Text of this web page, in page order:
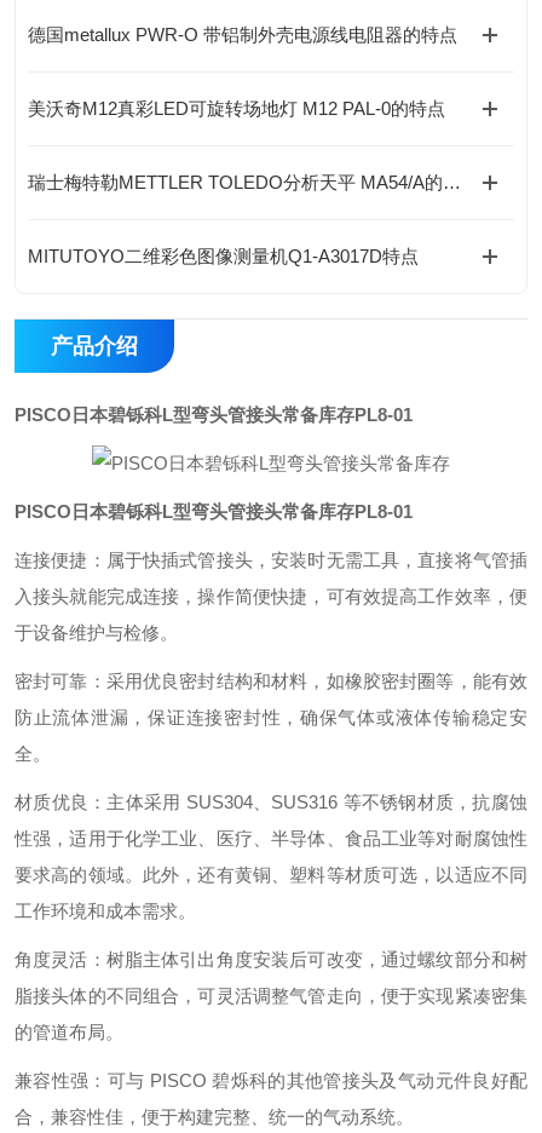
德国metallux PWR-O 带铝制外壳电源线电阻器的特点
美沃奇M12真彩LED可旋转场地灯 M12 PAL-0的特点
瑞士梅特勒METTLER TOLEDO分析天平 MA54/A的特点
MITUTOYO二维彩色图像测量机Q1-A3017D特点
产品介绍
PISCO日本碧铄科L型弯头管接头常备库存PL8-01
PISCO日本碧铄科L型弯头管接头常备库存PL8-01
连接便捷：属于快插式管接头，安装时无需工具，直接将气管插
入接头就能完成连接，操作简便快捷，可有效提高工作效率，便
于设备维护与检修。
密封可靠：采用优良密封结构和材料，如橡胶密封圈等，能有效
防止流体泄漏，保证连接密封性，确保气体或液体传输稳定安
全。
材质优良：主体采用 SUS304、SUS316 等不锈钢材质，抗腐蚀
性强，适用于化学工业、医疗、半导体、食品工业等对耐腐蚀性
要求高的领域。此外，还有黄铜、塑料等材质可选，以适应不同
工作环境和成本需求。
角度灵活：树脂主体引出角度安装后可改变，通过螺纹部分和树
脂接头体的不同组合，可灵活调整气管走向，便于实现紧凑密集
的管道布局。
兼容性强：可与 PISCO 碧烁科的其他管接头及气动元件良好配
合，兼容性佳，便于构建完整、统一的气动系统。